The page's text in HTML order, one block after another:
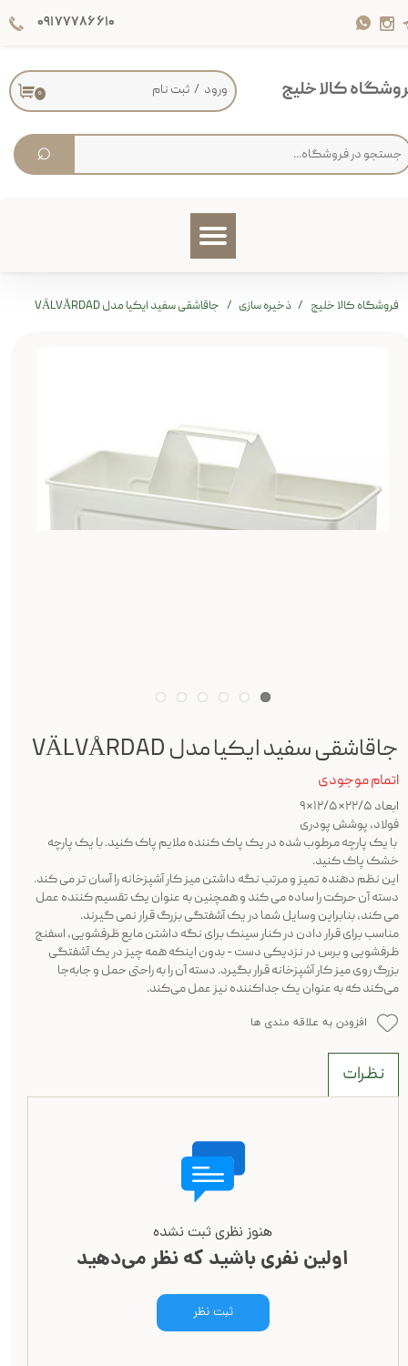
⌕
۰۹۱۷۷۷۸۶۶۱۰
۰ ورود / ثبت نام
تغییر گذر واژه
خروج از حساب کاربری
کالا خلیج
فروشگاه کالا خلیج ذخیره سازی جاقاشقی سفید ایکیا مدل VÄLVÅRDAD
جاقاشقی سفید ایکیا مدل VÄLVÅRDAD
اتمام موجودی
ابعاد ۲۲/۵*۱۲/۵*۹
فولاد، پوشش پودری
با یک پارچه مرطوب شده در یک پاک کننده ملایم پاک کنید. با یک پارچه
خشک پاک کنید.
این نظم دهنده تمیز و مرتب نگه داشتن میز کار آشپزخانه را آسان تر می کند.
دسته آن حرکت را ساده می کند و همچنین به عنوان یک تقسیم کننده عمل
می کند، بنابراین وسایل شما در یک آشفتگی بزرگ قرار نمی گیرند.
مناسب برای قرار دادن در کنار سینک برای نگه داشتن مایع ظرفشویی، اسفنج
ظرفشویی و برس در نزدیکی دست - بدون اینکه همه چیز در یک آشفتگی
بزرگ روی میز کار آشپزخانه قرار بگیرد. دسته آن را به راحتی حمل و جابه‌جا
می‌کند که به عنوان یک جداکننده نیز عمل می‌کند.
افزودن به علاقه مندی ها
نظرات
هنوز نظری ثبت نشده
اولین نفری باشید که نظر می‌دهید
ثبت نظر